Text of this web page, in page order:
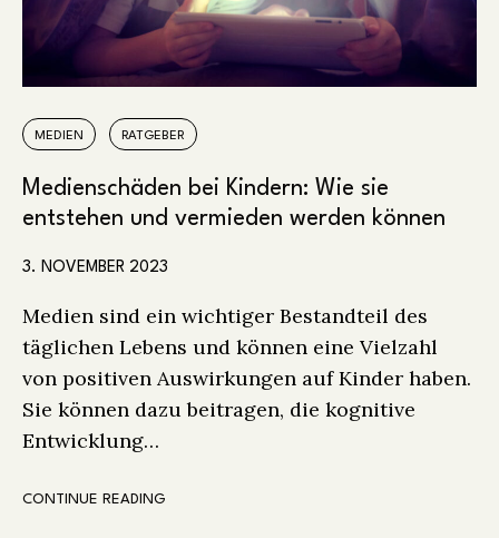
MEDIEN RATGEBER
Medienschäden bei Kindern: Wie sie
entstehen und vermieden werden können
3. NOVEMBER 2023
Medien sind ein wichtiger Bestandteil des
täglichen Lebens und können eine Vielzahl
von positiven Auswirkungen auf Kinder haben.
Sie können dazu beitragen, die kognitive
Entwicklung…
CONTINUE READING